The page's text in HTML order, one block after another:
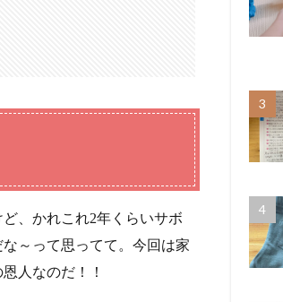
、かれこれ2年くらいサボ
～って思ってて。今回は家
人なのだ！！